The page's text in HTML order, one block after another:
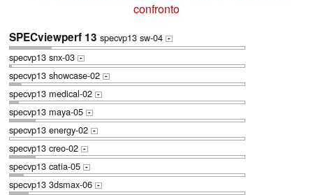
confronto
SPECviewperf 13 specvp13 sw-04 +
specvp13 snx-03 +
specvp13 showcase-02 +
specvp13 medical-02 +
specvp13 maya-05 +
specvp13 energy-02 +
specvp13 creo-02 +
specvp13 catia-05 +
specvp13 3dsmax-06 +